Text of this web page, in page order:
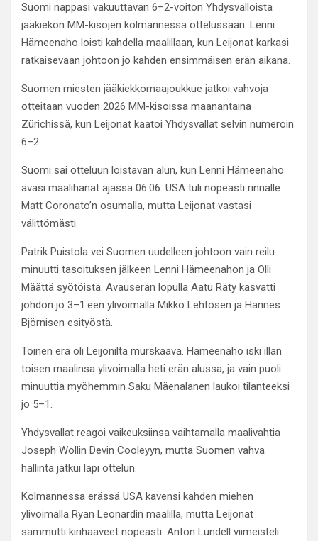
Suomi nappasi vakuuttavan 6–2-voiton Yhdysvalloista
jääkiekon MM-kisojen kolmannessa ottelussaan. Lenni
Hämeenaho loisti kahdella maalillaan, kun Leijonat karkasi
ratkaisevaan johtoon jo kahden ensimmäisen erän aikana.
Suomen miesten jääkiekkomaajoukkue jatkoi vahvoja
otteitaan vuoden 2026 MM-kisoissa maanantaina
Zürichissä, kun Leijonat kaatoi Yhdysvallat selvin numeroin
6–2.
Suomi sai otteluun loistavan alun, kun Lenni Hämeenaho
avasi maalihanat ajassa 06:06. USA tuli nopeasti rinnalle
Matt Coronato’n osumalla, mutta Leijonat vastasi
välittömästi.
Patrik Puistola vei Suomen uudelleen johtoon vain reilu
minuutti tasoituksen jälkeen Lenni Hämeenahon ja Olli
Määttä syötöistä. Avauserän lopulla Aatu Räty kasvatti
johdon jo 3–1:een ylivoimalla Mikko Lehtosen ja Hannes
Björnisen esityöstä.
Toinen erä oli Leijonilta murskaava. Hämeenaho iski illan
toisen maalinsa ylivoimalla heti erän alussa, ja vain puoli
minuuttia myöhemmin Saku Mäenalanen laukoi tilanteeksi
jo 5–1.
Yhdysvallat reagoi vaikeuksiinsa vaihtamalla maalivahtia
Joseph Wollin Devin Cooleyyn, mutta Suomen vahva
hallinta jatkui läpi ottelun.
Kolmannessa erässä USA kavensi kahden miehen
ylivoimalla Ryan Leonardin maalilla, mutta Leijonat
sammutti kirihaaveet nopeasti. Anton Lundell viimeisteli